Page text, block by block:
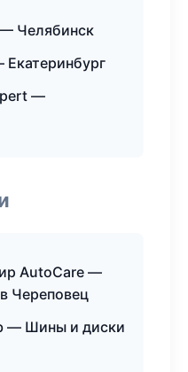
Челябинск
—
AutoCare —
Череповец
— Шины и диски